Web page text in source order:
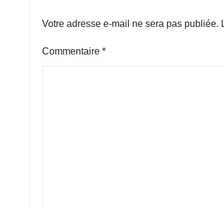
Votre adresse e-mail ne sera pas publiée.
Commentaire *